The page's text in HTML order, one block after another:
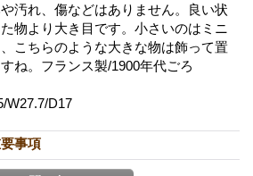
汚れ、傷などはありません。良い状
物より大き目です。小さいのはミニ
こちらのような大きな物は飾って置
ね。フランス製/1900年代ごろ
W27.7/D17
事項